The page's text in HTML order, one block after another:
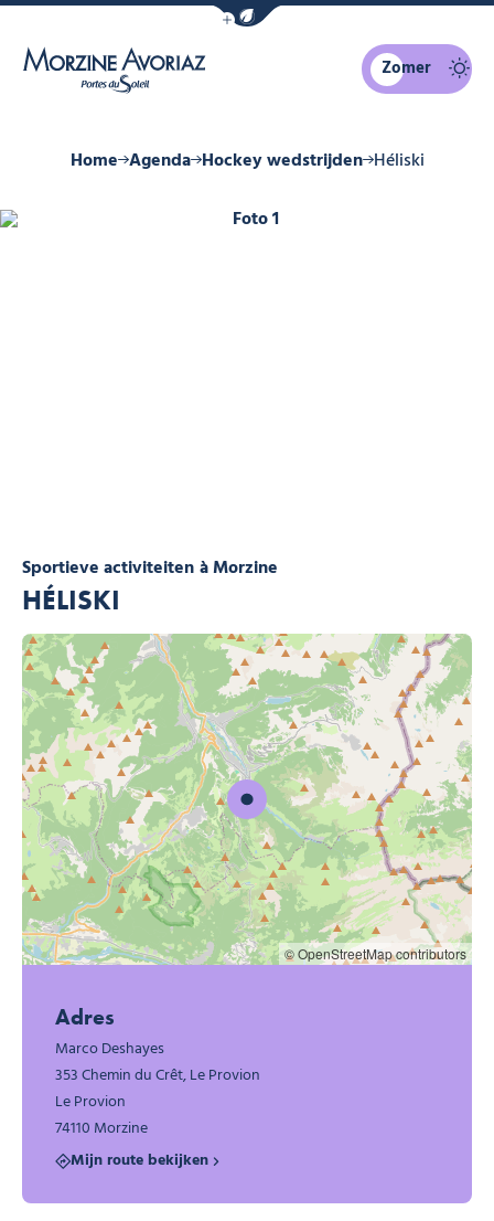
Navigatiebalk eco-modus
Zomer
Home Agenda Hockey wedstrijden Héliski
Sportieve activiteitenà Morzine
HÉLISKI
Foto 1
© OpenStreetMap contributors
Adres
Marco Deshayes
353 Chemin du Crêt, Le Provion
Le Provion
74110 Morzine
Mijn route bekijken